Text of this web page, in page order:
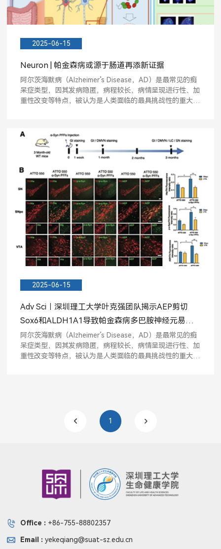
2025-06-15
Neuron | 帕金森病或源于肠道再添新证据
阿尔茨海默病（Alzheimer’s Disease，AD）是最常见的痴
呆症类型，因其发病隐匿，病程较长，病情呈现进行性、加
重性改变等特点，被认为是人类面临的最具挑战性的重大疾
2025-06-15
Adv Sci︱深圳理工大学叶克强团队揭示AEP剪切
Sox6和ALDH1A1导致帕金森病多巴胺神经元易感
性损伤
阿尔茨海默病（Alzheimer’s Disease，AD）是最常见的痴
呆症类型，因其发病隐匿，病程较长，病情呈现进行性、加
重性改变等特点，被认为是人类面临的最具挑战性的重大疾
1
Office : +86-755-88802357
Email : yekeqiang@suat-sz.edu.cn